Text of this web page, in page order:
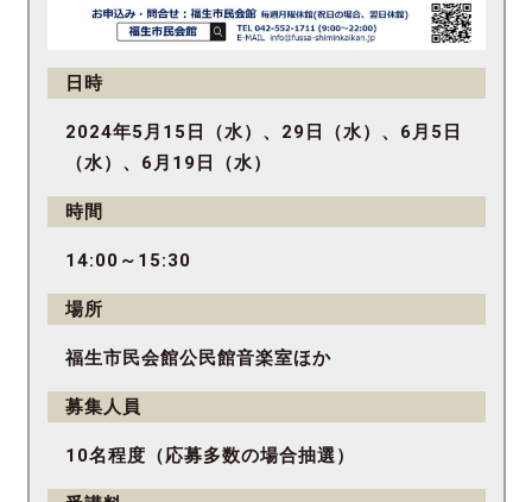
日時
2024年5月15日（水）、29日（水）、6月5日
（水）、6月19日（水）
時間
14:00～15:30
場所
福生市民会館公民館音楽室ほか
募集人員
10名程度（応募多数の場合抽選）